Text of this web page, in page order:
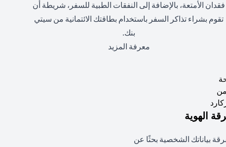
فقدان الأمتعة، بالإضافة إلى النفقات الطبية للسفر، شريطة أن
تقوم بشراء تذاكر السفر باستخدام بطاقتك الائتمانية من سيتي
بنك.
معرفة المزيد
الهوية
بياناتك الشخصية بحثًا عن